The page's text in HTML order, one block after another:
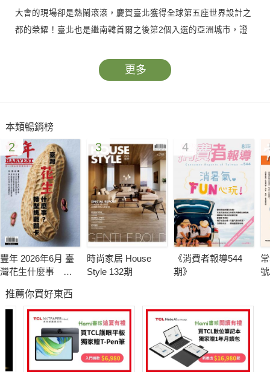
大會的現場卻是熱鬧滾滾，慶賀臺北獲得全球第五座世界設計之
都的榮耀！臺北也是繼南韓首爾之後第2個入選的亞洲城市，證
與喜悅，101大樓當晚以繽紛色彩呈現「2016世界設計之都在臺
北」及「ADAPTIVE TAIPEI CITY 2016」等字樣，照亮臺北的夜
可以想像19世紀的大稻埕，舟帆散布淡水河，來往絡繹不絕。天
津條約打開了滬尾（淡水）的港埠，茶葉在大稻埕加工包裝，經
水路到滬尾出海，先轉運到大陸，再外銷到歐美。茶的豐富層
次，不只停留在手中那碗茶，長久以來，茶就被視為東方美學代
表，茶的內斂含蓄，與東方人清淨、謙和的性格相似。因為有好
品質的茶，才能讓「茶」精緻化而有美感。茶從對岸傳過來，但
在臺灣土地生長出來，加上百年來的技術累積，使得臺灣茶有它
獨特的性質。
創新與擬真就是陳錫煌對布袋戲的要求，創新不是為了譁眾取
寵，而是為了讓戲偶演出動作細膩擬真。除了操偶，舉凡戲偶、
戲服、道具或布景他都會做。已經83歲的他，心心念念的還是臺
灣的布袋戲文化。「傳藝未完成，誓願老不休」，走出陳家大
院，耳邊迴盪的依舊是陳錫煌洪亮、蒼勁的誓詞，由衷希望這位
更多
本類暢銷榜
2
豐年 2026年6月 臺
灣花生什麼事 轉
3
時尚家居 House
Style 132期
4
《消費者報導544
期》
推薦你買好東西